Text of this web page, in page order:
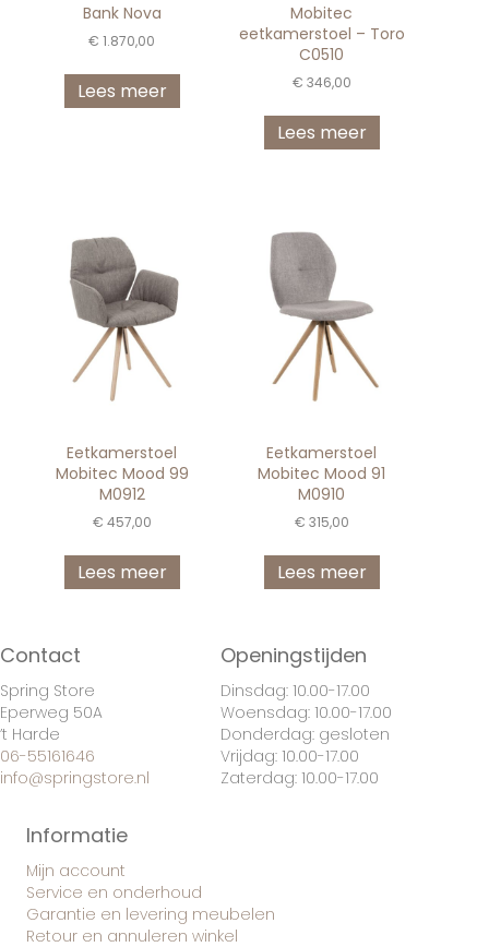
Bank Nova
€ 1.870,00
Lees meer
Mobitec
eetkamerstoel – Toro
C0510
€ 346,00
Lees meer
Eetkamerstoel
Mobitec Mood 99
M0912
€ 457,00
Lees meer
Eetkamerstoel
Mobitec Mood 91
M0910
€ 315,00
Lees meer
Contact
Spring Store
Eperweg 50A
’t Harde
06-55161646
info@springstore.nl
Openingstijden
Dinsdag: 10.00-17.00
Woensdag: 10.00-17.00
Donderdag: gesloten
Vrijdag: 10.00-17.00
Zaterdag: 10.00-17.00
Informatie
Mijn account
Service en onderhoud
Garantie en levering meubelen
Retour en annuleren winkel